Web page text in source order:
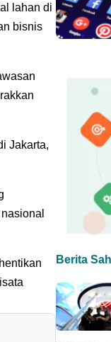
lahan di
bisnis
Jakarta,
Berita